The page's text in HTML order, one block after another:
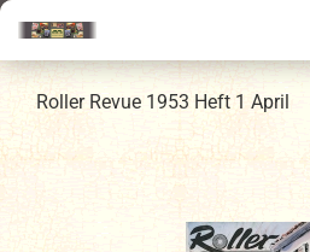
Roller Revue 1953 Heft 1 April